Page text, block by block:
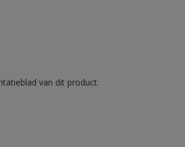
van dit product.